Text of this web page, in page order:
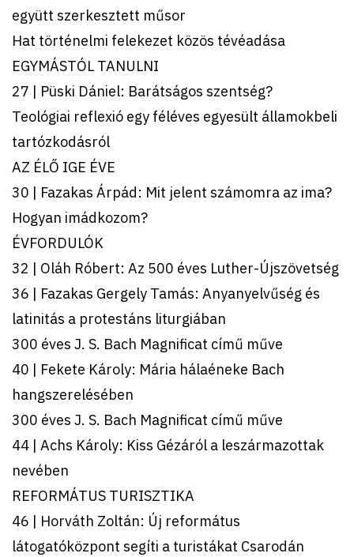
együtt szerkesztett műsor
Hat történelmi felekezet közös tévéadása
EGYMÁSTÓL TANULNI
27 | Püski Dániel: Barátságos szentség?
Teológiai reflexió egy féléves egyesült államokbeli
tartózkodásról
AZ ÉLŐ IGE ÉVE
30 | Fazakas Árpád: Mit jelent számomra az ima?
Hogyan imádkozom?
ÉVFORDULÓK
32 | Oláh Róbert: Az 500 éves Luther-Újszövetség
36 | Fazakas Gergely Tamás: Anyanyelvűség és
latinitás a protestáns liturgiában
300 éves J. S. Bach Magnificat című műve
40 | Fekete Károly: Mária hálaéneke Bach
hangszerelésében
300 éves J. S. Bach Magnificat című műve
44 | Achs Károly: Kiss Gézáról a leszármazottak
nevében
REFORMÁTUS TURISZTIKA
46 | Horváth Zoltán: Új református
látogatóközpont segíti a turistákat Csarodán